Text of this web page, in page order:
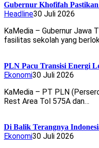
Gubernur Khofifah
Headline30 Juli 2026
KaMedia – Gubernur Jawa
fasilitas sekolah yang
PLN Pacu Transisi Energi
Ekonomi30 Juli 2026
KaMedia – PT PLN
Rest Area Tol 575A dan…
Di Balik Terangnya
Ekonomi30 Juli 2026